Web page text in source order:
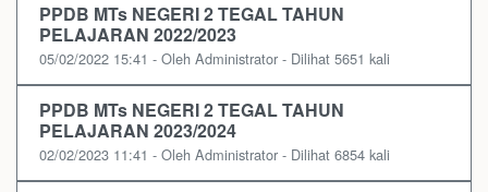
PPDB MTs NEGERI 2 TEGAL TAHUN
PELAJARAN 2022/2023
05/02/2022 15:41 - Oleh Administrator - Dilihat 5651 kali
PPDB MTs NEGERI 2 TEGAL TAHUN
PELAJARAN 2023/2024
02/02/2023 11:41 - Oleh Administrator - Dilihat 6854 kali